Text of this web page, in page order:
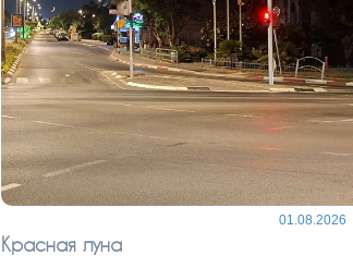
01.08.2026
Красная луна